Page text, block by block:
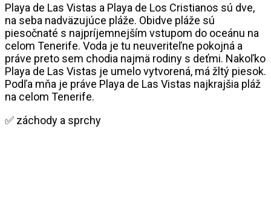
Playa de Las Vistas a Playa de Los Cristianos sú dve,
na seba nadväzujúce pláže. Obidve pláže sú
piesočnaté s najpríjemnejším vstupom do oceánu na
celom Tenerife. Voda je tu neuveriteľne pokojná a
práve preto sem chodia najmä rodiny s deťmi. Nakoľko
Playa de Las Vistas je umelo vytvorená, má žltý piesok.
Podľa mňa je práve Playa de Las Vistas najkrajšia pláž
na celom Tenerife.
✅ záchody a sprchy